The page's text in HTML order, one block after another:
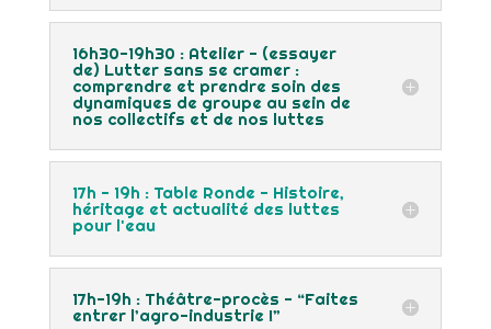
16h30-19h30 : Atelier - (essayer
de) Lutter sans se cramer :
comprendre et prendre soin des
dynamiques de groupe au sein de
nos collectifs et de nos luttes
17h - 19h : Table Ronde - Histoire,
héritage et actualité des luttes
pour l'eau
17h-19h : Théâtre-procès - “Faites
entrer l’agro-industrie !”